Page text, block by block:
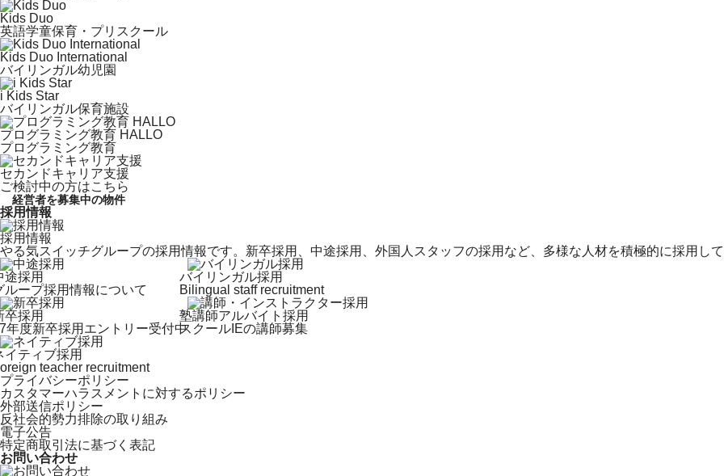
Kids Duo
英語学童保育・プリスクール
Kids Duo International
バイリンガル幼児園
i Kids Star
バイリンガル保育施設
プログラミング教育 HALLO
プログラミング教育
セカンドキャリア支援
ご検討中の方はこちら
経営者を募集中の物件
採用情報
採用情報
やる気スイッチグループの採用情報です。新卒採用、中途採用、外国人スタッフの採用など、多様な人材を積極的に採用し
途採用
ループ採用情報について
卒採用
年度新卒採用エントリー受付中
イティブ採用
teacher recruitment
バイリンガル採用
Bilingual staff recruitment
塾講師アルバイト採用
スクールIEの講師募集
プライバシーポリシー
カスタマーハラスメントに対するポリシー
外部送信ポリシー
反社会的勢力排除の取り組み
電子公告
特定商取引法に基づく表記
お問い合わせ